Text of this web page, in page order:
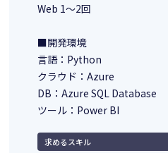
Web 1～2回
■開発環境
言語：Python
クラウド：Azure
DB：Azure SQL Database
ツール：Power BI
求めるスキル